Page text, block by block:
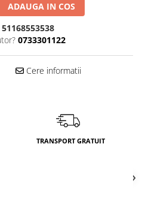
ADAUGA IN COS
51168553538
0733301122
Cere informatii
TRANSPORT GRATUIT